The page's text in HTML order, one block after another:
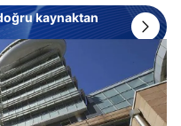
kaynaktan